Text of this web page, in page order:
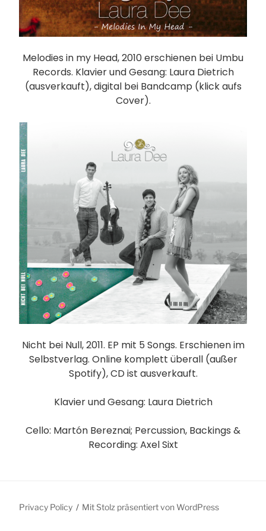
Melodies in my Head, 2010 erschienen bei Umbu
Records. Klavier und Gesang: Laura Dietrich
(ausverkauft), digital bei Bandcamp (klick aufs
Cover).
Nicht bei Null, 2011. EP mit 5 Songs. Erschienen im
Selbstverlag. Online komplett überall (außer
Spotify), CD ist ausverkauft.
Klavier und Gesang: Laura Dietrich
Cello: Martón Bereznai; Percussion, Backings &
Recording: Axel Sixt
Privacy Policy Mit Stolz präsentiert von WordPress